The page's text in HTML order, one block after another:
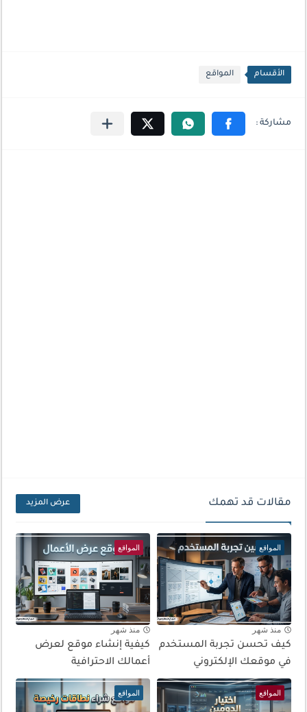
الأقسام المواقع
مقالات قد تهمك عرض المزيد
المواقع
منذ شهر
كيف تحسن تجربة المستخدم
في موقعك الإلكتروني
المواقع
منذ شهر
كيفية إنشاء موقع لعرض
أعمالك الاحترافية
المواقع المواقع